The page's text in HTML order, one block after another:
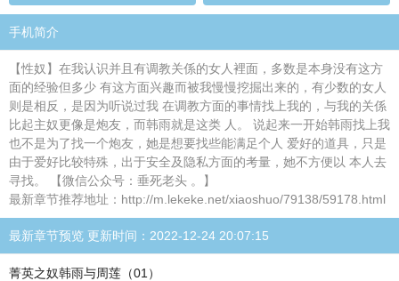
手机简介
【性奴】在我认识并且有调教关係的女人裡面，多数是本身没有这方
面的经验但多少 有这方面兴趣而被我慢慢挖掘出来的，有少数的女人
则是相反，是因为听说过我 在调教方面的事情找上我的，与我的关係
比起主奴更像是炮友，而韩雨就是这类 人。 说起来一开始韩雨找上我
也不是为了找一个炮友，她是想要找些能满足个人 爱好的道具，只是
由于爱好比较特殊，出于安全及隐私方面的考量，她不方便以 本人去
寻找。 【微信公众号：垂死老头 。】
最新章节推荐地址：http://m.lekeke.net/xiaoshuo/79138/59178.html
最新章节预览 更新时间：2022-12-24 20:07:15
菁英之奴韩雨与周莲（01）